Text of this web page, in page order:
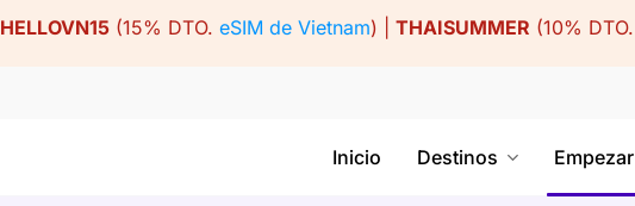
HELLOVN15(15% DTO. eSIM de Vietnam) | THAISUMMER (10% DTO.
Inicio Destinos Empezar